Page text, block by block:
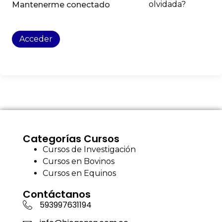
Mantenerme conectado
olvidada?
Acceder
Categorías Cursos
Cursos de Investigación
Cursos en Bovinos
Cursos en Equinos
Contáctanos
593997631194